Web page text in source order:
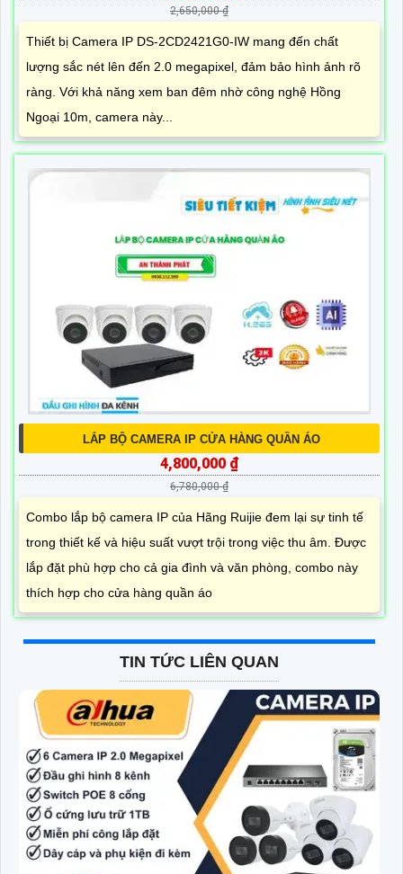
2,650,000 ₫
Thiết bị Camera IP DS-2CD2421G0-IW mang đến chất
lượng sắc nét lên đến 2.0 megapixel, đảm bảo hình ảnh rõ
ràng. Với khả năng xem ban đêm nhờ công nghệ Hồng
Ngoại 10m, camera này...
LẮP BỘ CAMERA IP CỬA HÀNG QUẦN ÁO
4,800,000 ₫
6,780,000 ₫
Combo lắp bộ camera IP của Hãng Ruijie đem lại sự tinh tế
trong thiết kế và hiệu suất vượt trội trong việc thu âm. Được
lắp đặt phù hợp cho cả gia đình và văn phòng, combo này
thích hợp cho cửa hàng quần áo
TIN TỨC LIÊN QUAN